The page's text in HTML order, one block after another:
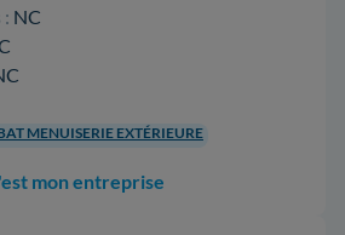
NC
MENUISERIE EXTÉRIEURE
mon entreprise